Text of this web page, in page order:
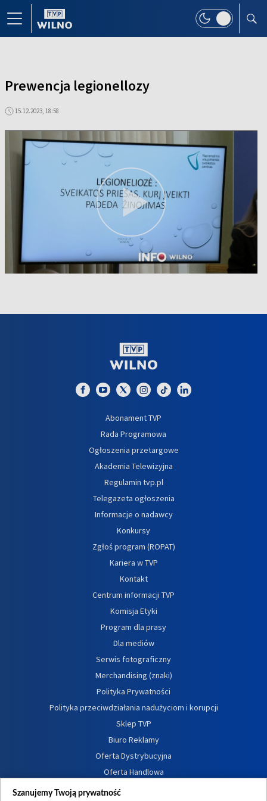
Prewencja legionellozy
15.12.2023, 18:58
Abonament TVP
Rada Programowa
Ogłoszenia przetargowe
Akademia Telewizyjna
Regulamin tvp.pl
Telegazeta ogłoszenia
Informacje o nadawcy
Konkursy
Zgłoś program (ROPAT)
Kariera w TVP
Kontakt
Centrum informacji TVP
Komisja Etyki
Program dla prasy
Dla mediów
Serwis fotograficzny
Merchandising (znaki)
Polityka Prywatności
Polityka przeciwdziałania nadużyciom i korupcji
Sklep TVP
Biuro Reklamy
Oferta Dystrybucyjna
Oferta Handlowa
Dostępność
Szanujemy Twoją prywatność